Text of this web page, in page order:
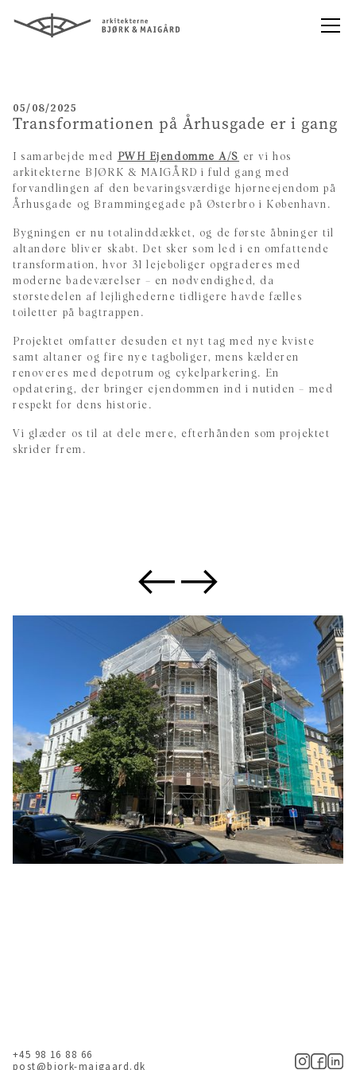
05/08/2025
Transformationen på Århusgade er i gang
I samarbejde med PWH Ejendomme A/S
er vi hos
arkitekterne BJØRK & MAIGÅRD i fuld gang med
forvandlingen af den bevaringsværdige hjørneejendom på
Århusgade og Brammingegade på Østerbro i København.
Bygningen er nu totalinddækket, og de første åbninger til
altandøre bliver skabt. Det sker som led i en omfattende
transformation, hvor 31 lejeboliger opgraderes med
moderne badeværelser – en nødvendighed, da
størstedelen af lejlighederne tidligere havde fælles
toiletter på bagtrappen.
Projektet omfatter desuden et nyt tag med nye kviste
samt altaner og fire nye tagboliger, mens kælderen
renoveres med depotrum og cykelparkering. En
opdatering, der bringer ejendommen ind i nutiden – med
respekt for dens historie.
Vi glæder os til at dele mere, efterhånden som projektet
skrider frem.
+45 98 16 88 66
post@bjork-maigaard.dk